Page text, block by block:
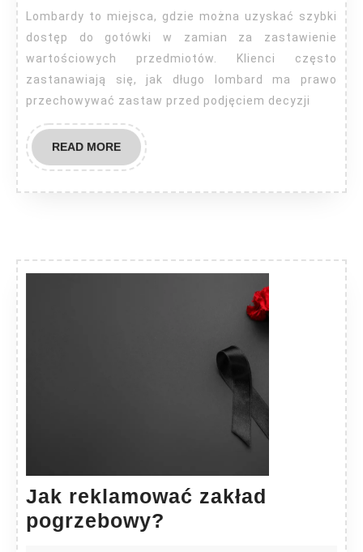
lombard
może
zastaw?
dostęp do gotówki w zamian za zastawienie
wartościowych przedmiotów. Klienci często
zastanawiają się, jak długo lombard ma prawo
przechowywać zastaw przed podjęciem decyzji
READ MOREREAD
MORE
Jak reklamować zakład
pogrzebowy?